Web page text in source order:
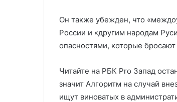
Он также убежден, что
России и «другим народам
опасностями, которые
Читайте на РБК Pro Запад
значит Алгоритм на случай
ищут виноватых в